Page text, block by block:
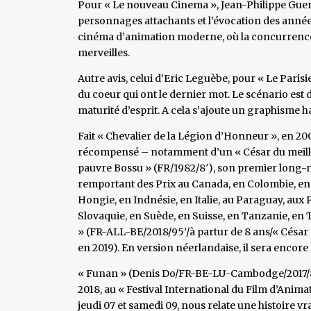
Pour « Le nouveau Cinema », Jean-Philippe
personnages attachants et l’évocation des
cinéma d’animation moderne, où la
merveilles.
Autre avis, celui d’Eric Leguèbe, pour « Le
du coeur qui ont le dernier mot. Le scénario est
maturité d’esprit. A cela s’ajoute un graphisme
Fait « Chevalier de la Légion d’Honneur », en
récompensé – notamment d’un « César du
pauvre Bossu » (FR/1982/8′), son premier
remportant des Prix au Canada, en Colombie,
Hongie, en Indnésie, en Italie, au Paraguay,
Slovaquie, en Suède, en Suisse, en Tanzanie,
» (FR-ALL-BE/2018/95’/à partur de 8 ans/«
en 2019). En version néerlandaise, il sera
« Funan » (Denis Do/FR-BE-LU-Cambodge/
2018, au « Festival International du Film
jeudi 07 et samedi 09, nous relate une histoire